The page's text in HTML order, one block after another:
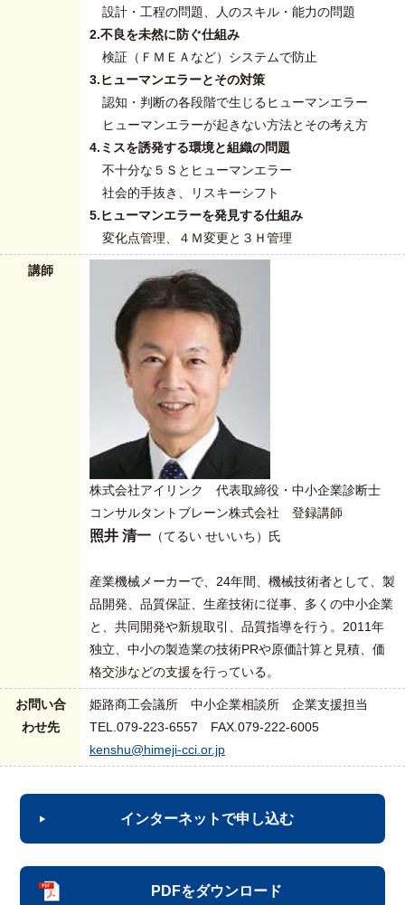
設計・工程の問題、人のスキル・能力の問題
2.不良を未然に防ぐ仕組み
検証（ＦＭＥＡなど）システムで防止
3.ヒューマンエラーとその対策
認知・判断の各段階で生じるヒューマンエラー
ヒューマンエラーが起きない方法とその考え方
4.ミスを誘発する環境と組織の問題
不十分な５Ｓとヒューマンエラー
社会的手抜き、リスキーシフト
5.ヒューマンエラーを発見する仕組み
変化点管理、４Ｍ変更と３Ｈ管理
講師
株式会社アイリンク 代表取締役・中小企業診断士
コンサルタントブレーン株式会社 登録講師
照井 清一 （てるい せいいち）氏
産業機械メーカーで、24年間、機械技術者として、製
品開発、品質保証、生産技術に従事、多くの中小企業
と、共同開発や新規取引、品質指導を行う。2011年
独立、中小の製造業の技術PRや原価計算と見積、価
格交渉などの支援を行っている。
お問い合
わせ先
姫路商工会議所 中小企業相談所 企業支援担当
TEL.079-223-6557 FAX.079-222-6005
kenshu@himeji-cci.or.jp
インターネットで申し込む
PDFをダウンロード